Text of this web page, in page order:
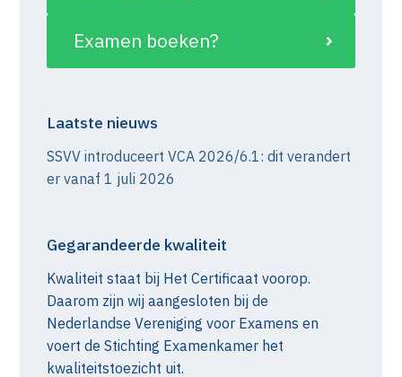
Examen boeken?
Laatste nieuws
SSVV introduceert VCA 2026/6.1: dit verandert
er vanaf 1 juli 2026
Gegarandeerde kwaliteit
Kwaliteit staat bij Het Certificaat voorop.
Daarom zijn wij aangesloten bij de
Nederlandse Vereniging voor Examens en
voert de Stichting Examenkamer het
kwaliteitstoezicht uit.